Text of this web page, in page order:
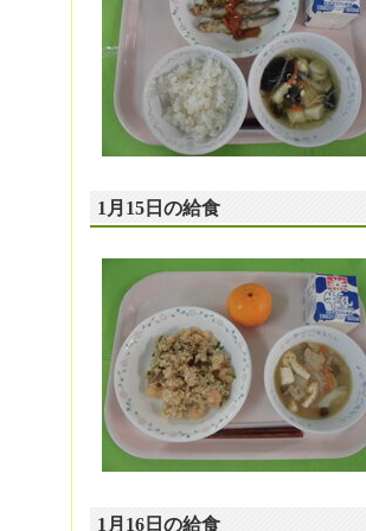
1月15日の給食
1月16日の給食